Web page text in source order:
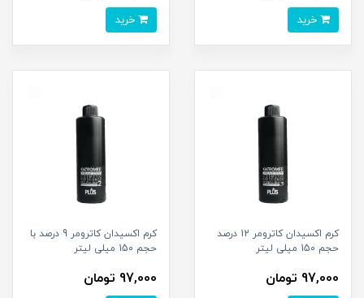
کرم اکسیدان کاترومر 12 درصد
حجم 150 میلی لیتر
97,000 تومان
کرم اکسیدان کاترومر 9 درصد با
حجم 150 میلی لیتر
97,000 تومان